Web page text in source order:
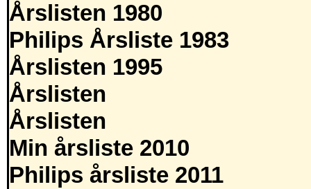
Årslisten 1980
Philips Årsliste 1983
Årslisten 1995
Årslisten
Årslisten
Min årsliste 2010
Philips årsliste 2011